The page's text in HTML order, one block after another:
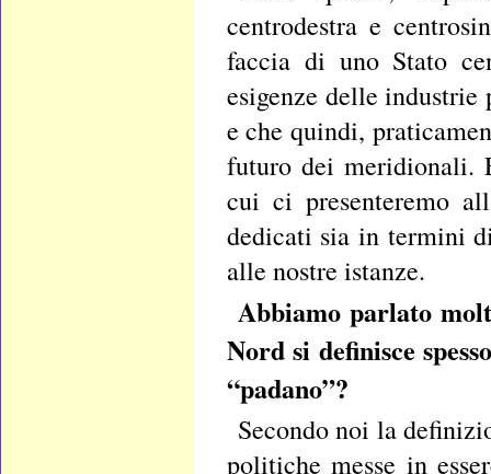
centrodestra e
faccia di uno Stato
esigenze delle
e che quindi,
futuro dei meridionali.
cui ci presenteremo
dedicati sia in termini
alle nostre istanze.
Abbiamo parlato
Nord si definisce
“padano”?
Secondo noi la
politiche messe in